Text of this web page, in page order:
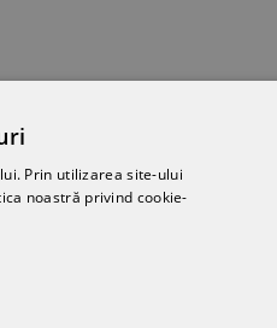
Prin utilizarea site-ului
noastră privind cookie-